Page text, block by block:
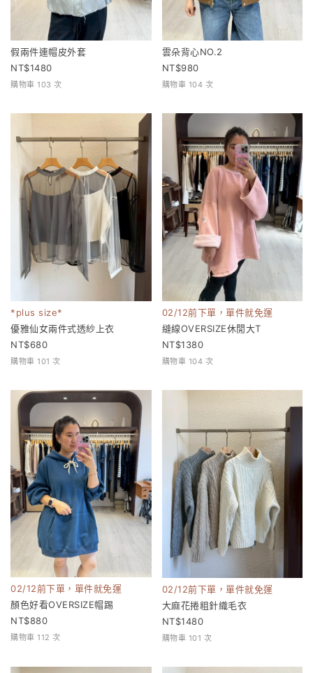
假兩件連帽皮外套
1480
購物車 103 次
雲朵背心NO.2
980
購物車 104 次
*plus size*
優雅仙女兩件式透紗上衣
680
購物車 101 次
02/12前下單，單件就免運
縫線OVERSIZE休閒大T
1380
購物車 104 次
02/12前下單，單件就免運
顏色好看OVERSIZE帽踢
880
購物車 112 次
02/12前下單，單件就免運
大麻花捲粗針織毛衣
1480
購物車 101 次